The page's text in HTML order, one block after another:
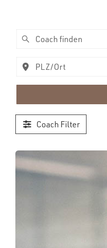
Coach Filter